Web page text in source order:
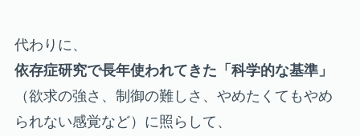
代わりに、
依存症研究で長年使われてきた「科学的な基準」
（欲求の強さ、制御の難しさ、やめたくてもやめ
られない感覚など）に照らして、